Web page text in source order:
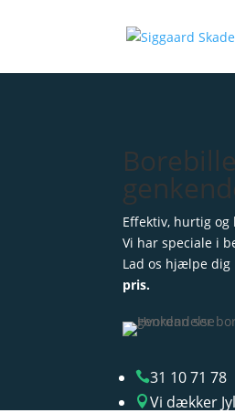
Effektiv, hurtig
Vi har speciale i
Lad os hjælpe dig
pris.
31 10 71 78
Vi dækker